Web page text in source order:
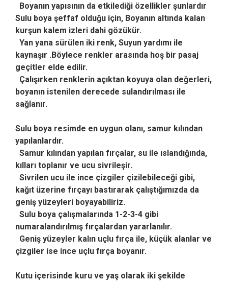
Boyanın yapısının da etkilediği özellikler şunlardır
Sulu boya şeffaf olduğu için, Boyanın altında kalan
kurşun kalem izleri dahi gözükür.
Yan yana sürülen iki renk, Suyun yardımı ile
kaynaşır .Böylece renkler arasında hoş bir pasaj
geçitler elde edilir.
Çalışırken renklerin açıktan koyuya olan değerleri,
boyanın istenilen derecede sulandırılması ile
sağlanır.
Sulu boya resimde en uygun olanı, samur kılından
yapılanlardır.
Samur kılından yapılan fırçalar, su ile ıslandığında,
kılları toplanır ve ucu sivrileşir.
Sivrilen ucu ile ince çizgiler çizilebileceği gibi,
kağıt üzerine fırçayı bastırarak çalıştığımızda da
geniş yüzeyleri boyayabiliriz.
Sulu boya çalışmalarında 1-2-3-4 gibi
numaralandırılmış fırçalardan yararlanılır.
Geniş yüzeyler kalın uçlu fırça ile, küçük alanlar ve
çizgiler ise ince uçlu fırça boyanır.
Kutu içerisinde kuru ve yaş olarak iki şekilde